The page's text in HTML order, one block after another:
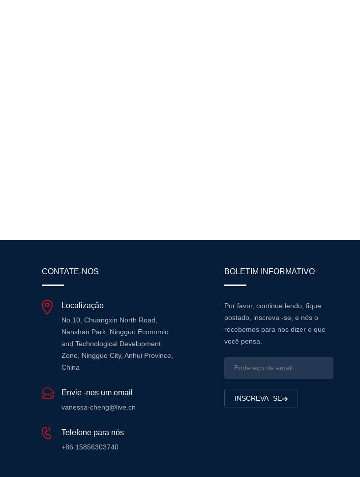
CONTATE-NOS
Localização
No.10, Chuangxin North Road,
Nanshan Park, Ningguo Economic
and Technological Development
Zone, Ningguo City, Anhui Province,
China
Envie -nos um email
vanessa-cheng@live.cn
Telefone para nós
+86 15856303740
BOLETIM INFORMATIVO
Por favor, continue lendo, fique
postado, inscreva -se, e nós o
recebemos para nos dizer o que
você pensa.
INSCREVA -SE